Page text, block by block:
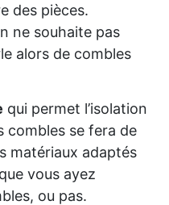
des pièces.
ne souhaite pas
alors de combles
qui permet l’isolation
combles se fera de
matériaux adaptés
vous ayez
ou pas.